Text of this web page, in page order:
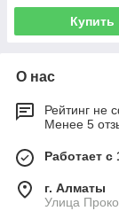
Купить
О нас
Рейтинг не
Менее 5
Работает с
г. Алматы
​Улица